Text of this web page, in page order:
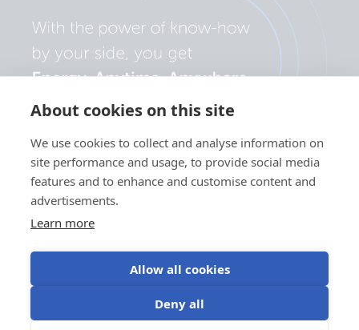
About cookies on this site
We use cookies to collect and analyse information on
site performance and usage, to provide social media
features and to enhance and customise content and
advertisements.
Learn more
Allow all cookies
Deny all
Sekretesspolicy
kakor
Användningsvillkor